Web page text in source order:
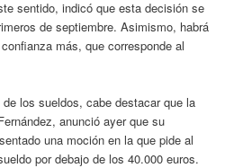
sentido, indicó que esta decisión se
de septiembre. Asimismo, habrá
más, que corresponde al
los sueldos, cabe destacar que la
anunció ayer que su
una moción en la que pide al
por debajo de los 40.000 euros.